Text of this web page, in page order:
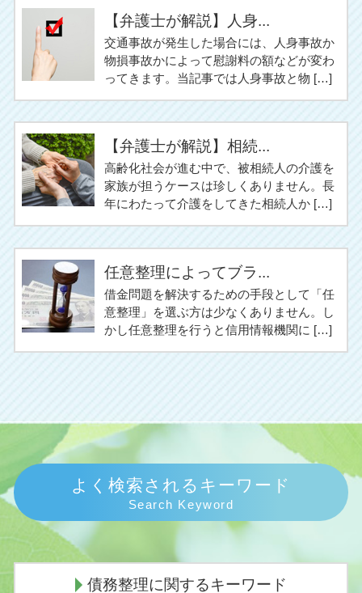
【弁護士が解説】人身...
交通事故が発生した場合には、人身事故か
物損事故かによって慰謝料の額などが変わ
ってきます。当記事では人身事故と物 […]
【弁護士が解説】相続...
高齢化社会が進む中で、被相続人の介護を
家族が担うケースは珍しくありません。長
年にわたって介護をしてきた相続人か […]
任意整理によってブラ...
借金問題を解決するための手段として「任
意整理」を選ぶ方は少なくありません。し
かし任意整理を行うと信用情報機関に […]
よく検索されるキーワード
Search Keyword
債務整理に関するキーワード